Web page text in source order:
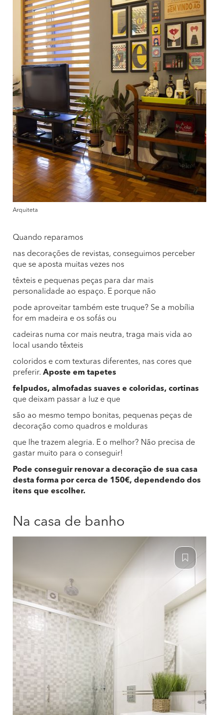
Arquiteta
Quando reparamos
nas decorações de revistas, conseguimos perceber
que se aposta muitas vezes nos
têxteis e pequenas peças para dar mais
personalidade ao espaço. E porque não
pode aproveitar também este truque? Se a mobília
for em madeira e os sofás ou
cadeiras numa cor mais neutra, traga mais vida ao
local usando têxteis
coloridos e com texturas diferentes, nas cores que
preferir. Aposte em tapetes
felpudos, almofadas suaves e coloridas, cortinas
que deixam passar a luz e que
são ao mesmo tempo bonitas, pequenas peças de
decoração como quadros e molduras
que lhe trazem alegria. E o melhor? Não precisa de
gastar muito para o conseguir!
Pode conseguir renovar a decoração de sua casa
desta forma por cerca de 150€, dependendo dos
itens que escolher.
Na casa de banho